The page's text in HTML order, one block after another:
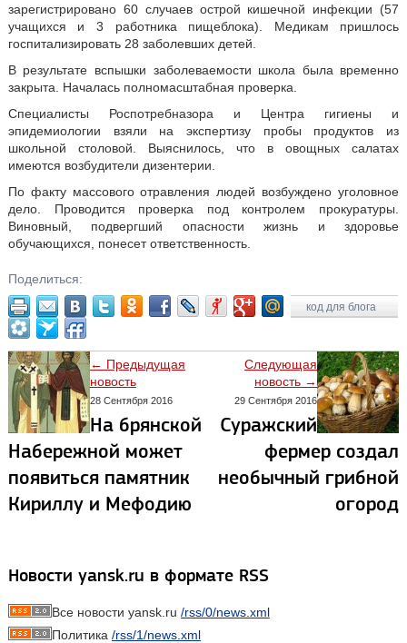
зарегистрировано 60 случаев острой кишечной инфекции (57
учащихся и 3 работника пищеблока). Медикам пришлось
госпитализировать 28 заболевших детей.
В результате вспышки заболеваемости школа была временно
закрыта. Началась полномасштабная проверка.
Специалисты Роспотребназора и Центра гигиены и
эпидемиологии взяли на экспертизу пробы продуктов из
школьной столовой. Выяснилось, что в овощных салатах
имеются возбудители дизентерии.
По факту массового отравления людей возбуждено уголовное
дело. Проводится проверка под контролем прокуратуры.
Виновный, подвергший опасности жизнь и здоровье
обучающихся, понесет ответственность.
Поделиться:
код для блога
← Предыдущая
новость
28 Сентября 2016
На брянской
Набережной может
появиться памятник
Кириллу и Мефодию
Следующая
новость →
29 Сентября 2016
Суражский
фермер создал
необычный грибной
огород
Новости yansk.ru в формате RSS
Все новости yansk.ru /rss/0/news.xml
Политика /rss/1/news.xml